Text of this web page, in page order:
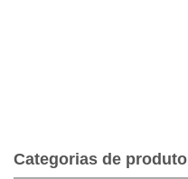
Categorias de produto